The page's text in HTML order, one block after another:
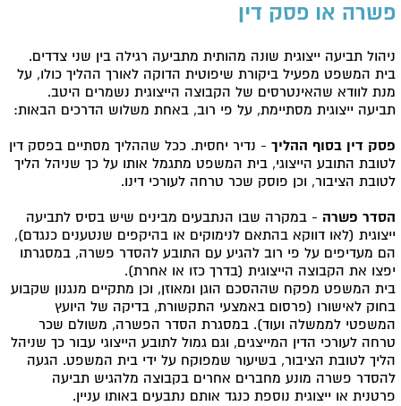
פשרה או פסק דין
ניהול תביעה ייצוגית שונה מהותית מתביעה רגילה בין שני צדדים.
בית המשפט מפעיל ביקורת שיפוטית הדוקה לאורך ההליך כולו, על
מנת לוודא שהאינטרסים של הקבוצה הייצוגית נשמרים היטב.
תביעה ייצוגית מסתיימת, על פי רוב, באחת משלוש הדרכים הבאות:
פסק דין בסוף ההליך - נדיר יחסית. ככל שההליך מסתיים בפסק דין
לטובת התובע הייצוגי, בית המשפט מתגמל אותו על כך שניהל הליך
לטובת הציבור, וכן פוסק שכר טרחה לעורכי דינו.
הסדר פשרה - במקרה שבו הנתבעים מבינים שיש בסיס לתביעה
ייצוגית (לאו דווקא בהתאם לנימוקים או בהיקפים שנטענים כנגדם),
הם מעדיפים על פי רוב להגיע עם התובע להסדר פשרה, במסגרתו
יפצו את הקבוצה הייצוגית (בדרך כזו או אחרת).
בית המשפט מפקח שההסכם הוגן ומאוזן, וכן מתקיים מנגנון שקבוע
בחוק לאישורו (פרסום באמצעי התקשורת, בדיקה של היועץ
המשפטי לממשלה ועוד). במסגרת הסדר הפשרה, משולם שכר
טרחה לעורכי הדין המייצגים, וגם גמול לתובע הייצוגי עבור כך שניהל
הליך לטובת הציבור, בשיעור שמפוקח על ידי בית המשפט. הגעה
להסדר פשרה מונע מחברים אחרים בקבוצה מלהגיש תביעה
פרטנית או ייצוגית נוספת כנגד אותם נתבעים באותו עניין.